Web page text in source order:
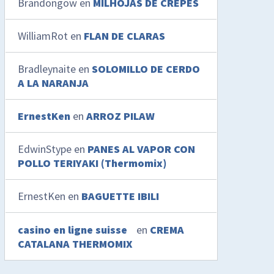
WilliamRot en FLAN DE CLARAS
Bradleynaite enSOLOMILLO DE CERDO
A LA NARANJA
ErnestKen enARROZ PILAW
EdwinStype en PANES AL VAPOR CON
POLLO TERIYAKI (Thermomix)
ErnestKen en BAGUETTE IBILI
casino en ligne suisse en CREMA
CATALANA THERMOMIX